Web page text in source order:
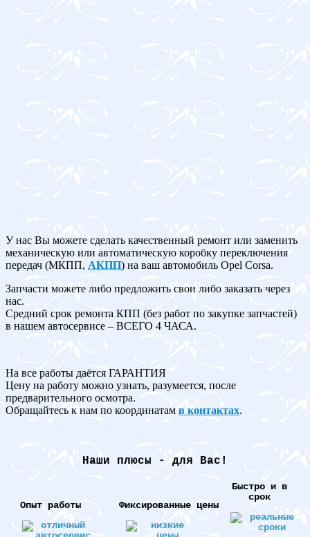
У нас Вы можете сделать качественный ремонт или заменить
механическую или автоматическую коробку переключения
передач (МКПП, АКПП) на ваш автомобиль Opel Corsa.
Запчасти можете либо предложить свои либо заказать через
нас.
Средний срок ремонта КПП (без работ по закупке запчастей)
в нашем автосервисе – ВСЕГО 4 ЧАСА.
На все работы даётся ГАРАНТИЯ
Цену на работу можно узнать, разумеется, после
предварительного осмотра.
Обращайтесь к нам по координатам в контактах.
Наши плюсы - для Вас!
Опыт работы Фиксированные цены
Быстро и в
срок